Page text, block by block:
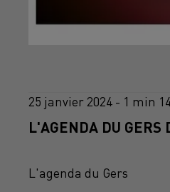
25 janvier 2024 - 1 min
L'AGENDA DU GERS
L'agenda du Gers